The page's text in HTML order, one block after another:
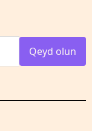
Qeyd olun